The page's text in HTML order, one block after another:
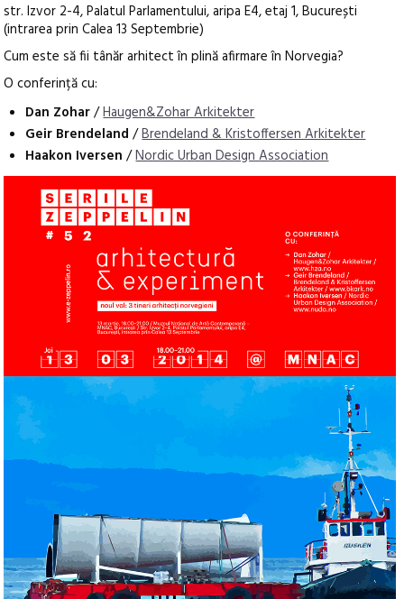
str. Izvor 2-4, Palatul Parlamentului, aripa E4, etaj 1, București
(intrarea prin Calea 13 Septembrie)
Cum este să fii tânăr arhitect în plină afirmare în Norvegia?
O conferință cu:
Dan Zohar/Haugen&Zohar Arkitekter
Geir Brendeland /Brendeland & Kristoffersen Arkitekter
Haakon Iversen /Nordic Urban Design Association